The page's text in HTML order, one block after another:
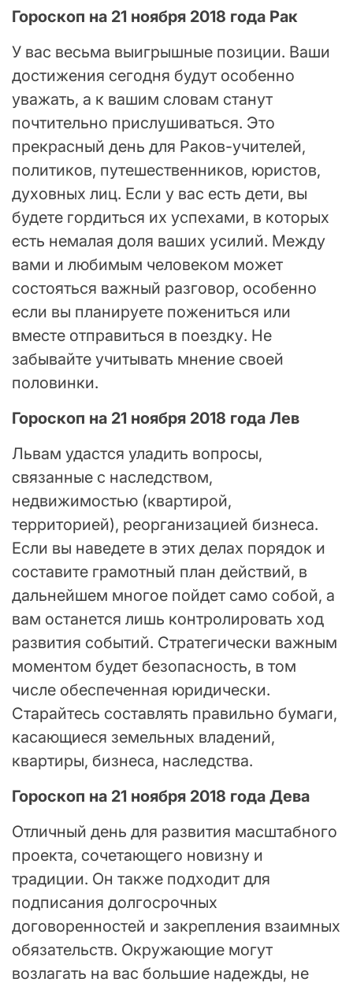
Гороскоп на 21 ноября 2018 года Рак
У вас весьма выигрышные позиции. Ваши
достижения сегодня будут особенно
уважать, а к вашим словам станут
почтительно прислушиваться. Это
прекрасный день для Раков-учителей,
политиков, путешественников, юристов,
духовных лиц. Если у вас есть дети, вы
будете гордиться их успехами, в которых
есть немалая доля ваших усилий. Между
вами и любимым человеком может
состояться важный разговор, особенно
если вы планируете пожениться или
вместе отправиться в поездку. Не
забывайте учитывать мнение своей
половинки.
Гороскоп на 21 ноября 2018 года Лев
Львам удастся уладить вопросы,
связанные с наследством,
недвижимостью (квартирой,
территорией), реорганизацией бизнеса.
Если вы наведете в этих делах порядок и
составите грамотный план действий, в
дальнейшем многое пойдет само собой, а
вам останется лишь контролировать ход
развития событий. Стратегически важным
моментом будет безопасность, в том
числе обеспеченная юридически.
Старайтесь составлять правильно бумаги,
касающиеся земельных владений,
квартиры, бизнеса, наследства.
Гороскоп на 21 ноября 2018 года Дева
Отличный день для развития масштабного
проекта, сочетающего новизну и
традиции. Он также подходит для
подписания долгосрочных
договоренностей и закрепления взаимных
обязательств. Окружающие могут
возлагать на вас большие надежды, не